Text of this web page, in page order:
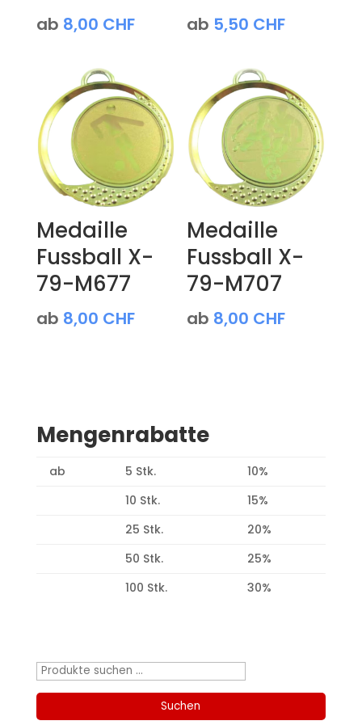
ab 8,00 CHF ab 5,50 CHF
Medaille
Fussball X-
79-M677
ab 8,00 CHF
Medaille
Fussball X-
79-M707
ab 8,00 CHF
Mengenrabatte
ab 5 Stk.
10%
10 Stk.
15%
25 Stk.
20%
50 Stk.
25%
100 Stk.
30%
Suchen
Suchen